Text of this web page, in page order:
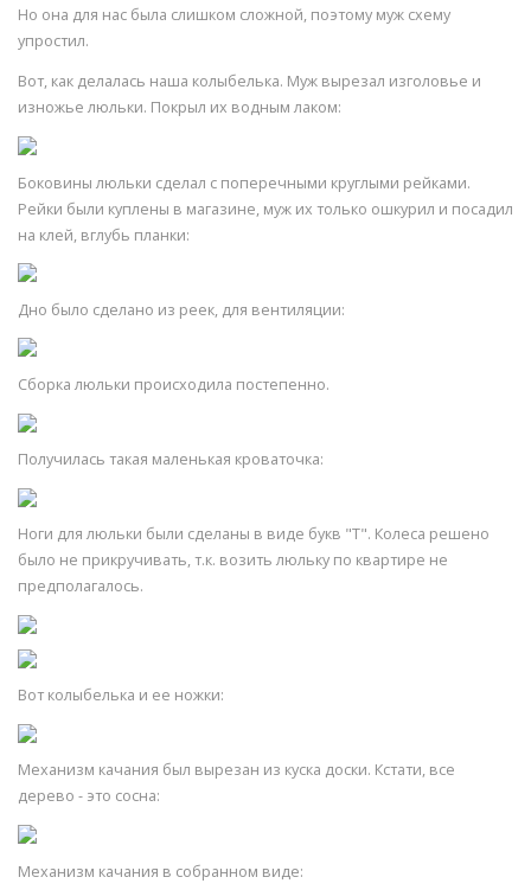
Но она для нас была слишком сложной, поэтому муж схему
упростил.
Вот, как делалась наша колыбелька. Муж вырезал изголовье и
изножье люльки. Покрыл их водным лаком:
Боковины люльки сделал с поперечными круглыми рейками.
Рейки были куплены в магазине, муж их только ошкурил и посадил
на клей, вглубь планки:
Дно было сделано из реек, для вентиляции:
Сборка люльки происходила постепенно.
Получилась такая маленькая кроваточка:
Ноги для люльки были сделаны в виде букв "Т". Колеса решено
было не прикручивать, т.к. возить люльку по квартире не
предполагалось.
Вот колыбелька и ее ножки:
Механизм качания был вырезан из куска доски. Кстати, все
дерево - это сосна:
Механизм качания в собранном виде: